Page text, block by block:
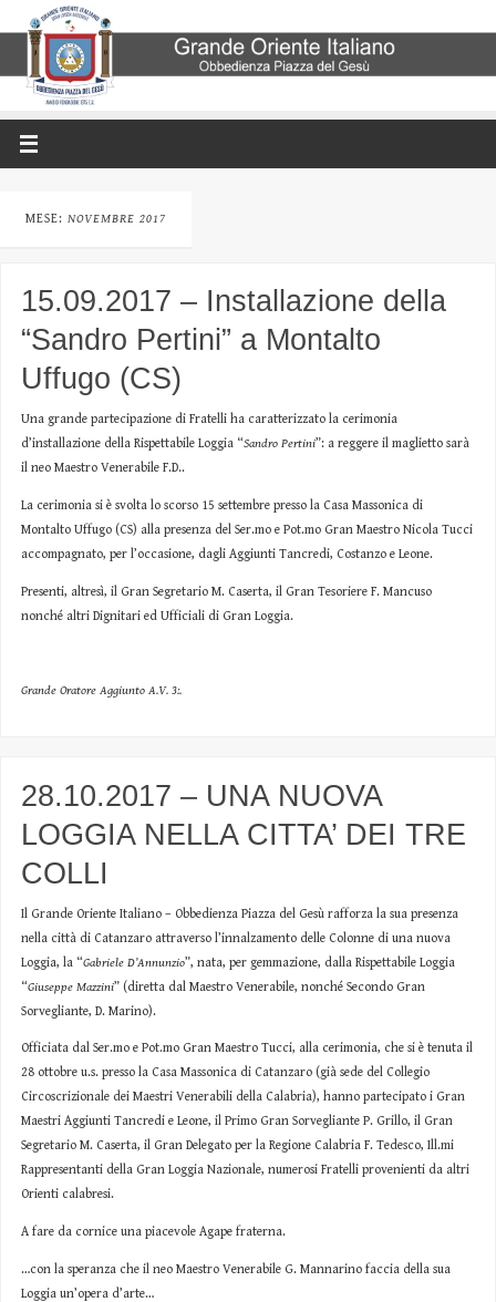
MESE: NOVEMBRE 2017
15.09.2017 – Installazione della
“Sandro Pertini” a Montalto
Uffugo (CS)
Una grande partecipazione di Fratelli ha caratterizzato la cerimonia
d’installazione della Rispettabile Loggia “Sandro Pertini”: a reggere il maglietto sarà
il neo Maestro Venerabile F.D..
La cerimonia si è svolta lo scorso 15 settembre presso la Casa Massonica di
Montalto Uffugo (CS) alla presenza del Ser.mo e Pot.mo Gran Maestro Nicola Tucci
accompagnato, per l’occasione, dagli Aggiunti Tancredi, Costanzo e Leone.
Presenti, altresì, il Gran Segretario M. Caserta, il Gran Tesoriere F. Mancuso
nonché altri Dignitari ed Ufficiali di Gran Loggia.
Grande Oratore Aggiunto A.V. 3:.
28.10.2017 – UNA NUOVA
LOGGIA NELLA CITTA’ DEI TRE
COLLI
Il Grande Oriente Italiano – Obbedienza Piazza del Gesù rafforza la sua presenza
nella città di Catanzaro attraverso l’innalzamento delle Colonne di una nuova
Loggia, la “Gabriele D’Annunzio”, nata, per gemmazione, dalla Rispettabile Loggia
“Giuseppe Mazzini” (diretta dal Maestro Venerabile, nonché Secondo Gran
Sorvegliante, D. Marino).
Officiata dal Ser.mo e Pot.mo Gran Maestro Tucci, alla cerimonia, che si è tenuta il
28 ottobre u.s. presso la Casa Massonica di Catanzaro (già sede del Collegio
Circoscrizionale dei Maestri Venerabili della Calabria), hanno partecipato i Gran
Maestri Aggiunti Tancredi e Leone, il Primo Gran Sorvegliante P. Grillo, il Gran
Segretario M. Caserta, il Gran Delegato per la Regione Calabria F. Tedesco, Ill.mi
Rappresentanti della Gran Loggia Nazionale, numerosi Fratelli provenienti da altri
Orienti calabresi.
A fare da cornice una piacevole Agape fraterna.
…con la speranza che il neo Maestro Venerabile G. Mannarino faccia della sua
Loggia un’opera d’arte…